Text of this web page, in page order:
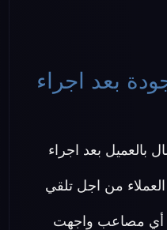
بعد اجراء
بالعميل بعد اجراء
من اجل تلقي
أي مصاعب واجهت